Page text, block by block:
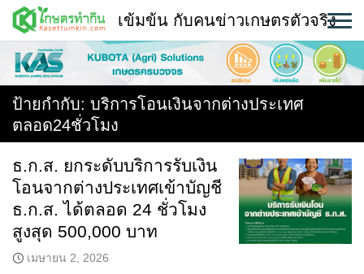
Skip
content
พืช
หน้าแรก
แวดวงเกษตร
ใคร ทำอะไร ที่ไหน
สถานีข่าววันนี้
เข้มข้น กับคนข่าวเกษตรตัวจริง
ป้ายกำกับ: บริการโอนเงินจากต่างประเทศ
ตลอด24ชั่วโมง
ธ.ก.ส. ยกระดับบริการรับเงิน
โอนจากต่างประเทศเข้าบัญชี
ธ.ก.ส. ได้ตลอด 24 ชั่วโมง
สูงสุด 500,000 บาท
เมษายน 2, 2026